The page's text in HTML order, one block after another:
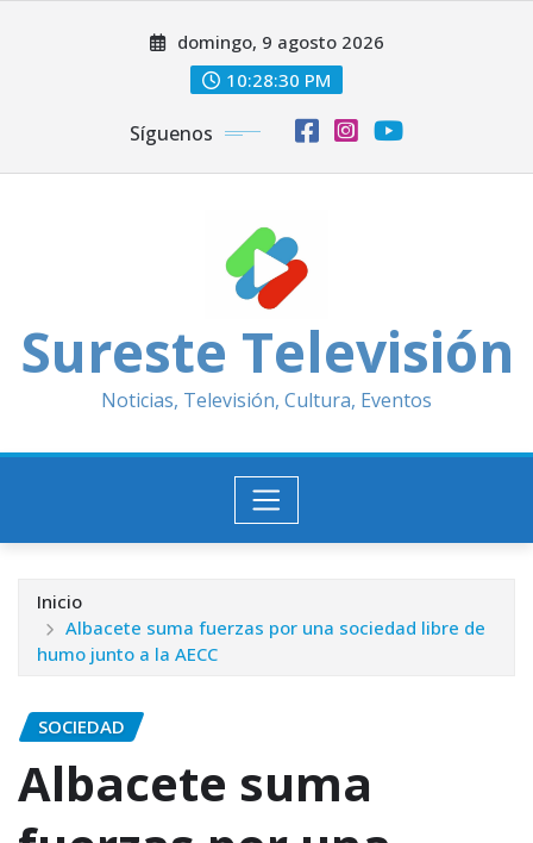
domingo, 9 agosto 2026
10:28:32 PM
Síguenos
Sureste Televisión
Noticias, Televisión, Cultura, Eventos
Inicio
Albacete suma fuerzas por una sociedad libre de
humo junto a la AECC
SOCIEDAD
Albacete suma